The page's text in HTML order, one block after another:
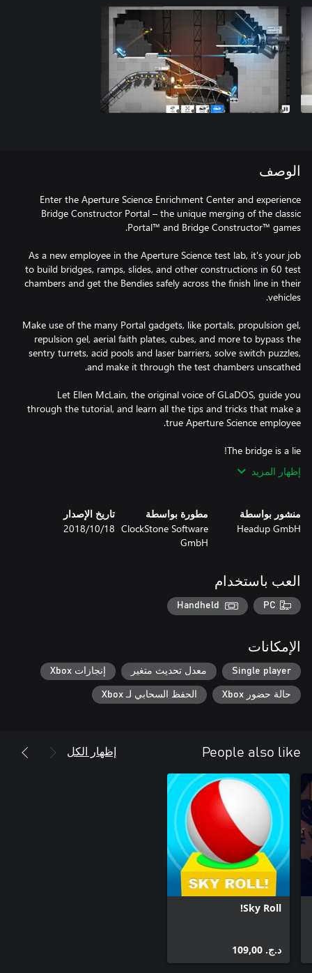
الوصف
Enter the Aperture Science Enrichment Center and experience
Bridge Constructor Portal – the unique merging of the classic
As a new employee in the Aperture Science test lab, it's your job
to build bridges, ramps, slides, and other constructions in 60 test
chambers and get the Bendies safely across the finish line in their
Make use of the many Portal gadgets, like portals, propulsion gel,
repulsion gel, aerial faith plates, cubes, and more to bypass the
sentry turrets, acid pools and laser barriers, solve switch puzzles,
Let Ellen McLain, the original voice of GLaDOS, guide you
through the tutorial, and learn all the tips and tricks that make a
The bridge is a lie!
إظهار المزيد
منشور بواسطة
Headup GmbH
مطورة بواسطة
ClockStone Software
GmbH
تاريخ الإصدار
18‏/10‏/2018
العب باستخدام
PC
Handheld
الإمكانات
Single player معدل تحديث متغير إنجازات Xbox
حالة حضور Xbox الحفظ السحابي لـ Xbox
People also like إظهار الكل
Sky Roll!
د.ج.‏ 109,00